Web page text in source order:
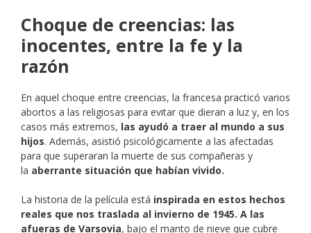
Choque de creencias: las
inocentes, entre la fe y la
razón
En aquel choque entre creencias, la francesa practicó varios
abortos a las religiosas para evitar que dieran a luz y, en los
casos más extremos, las ayudó a traer al mundo a sus
hijos. Además, asistió psicológicamente a las afectadas
para que superaran la muerte de sus compañeras y
la aberrante situación que habían vivido.
La historia de la película está inspirada en estos hechos
reales que nos traslada al invierno de 1945. A las
afueras de Varsovia, bajo el manto de nieve que cubre